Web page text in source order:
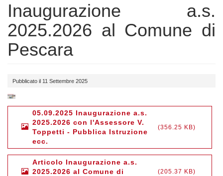
Inaugurazione a.s.
2025.2026 al Comune di
Pescara
Pubblicato il 11 Settembre 2025
05.09.2025 Inaugurazione a.s.
2025.2026 con l'Assessore V.
Toppetti - Pubblica Istruzione
ecc.
356.25 KB
Articolo Inaugurazione a.s.
2025.2026 al Comune di
205.37 KB